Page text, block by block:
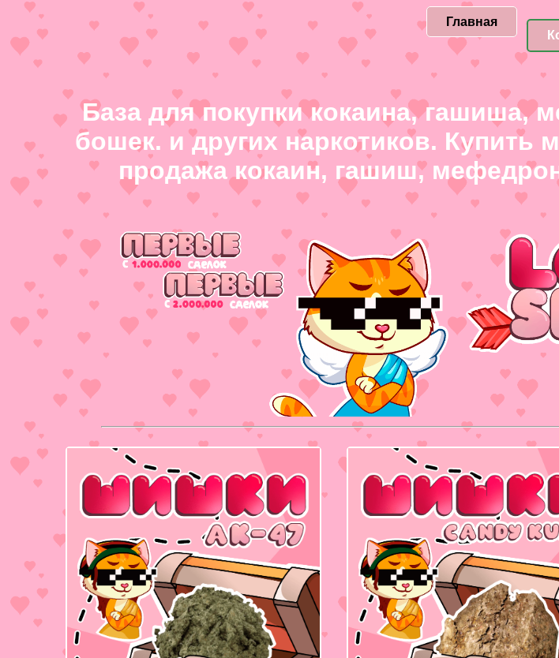
Главная
База для покупки кокаина,
бошек. и других наркотиков. Купить
продажа кокаин, гашиш,